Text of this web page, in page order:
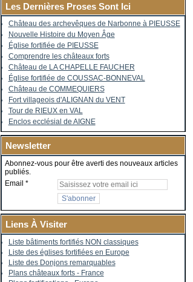
Les Dernières Proses Sont Ici
Château des archevêques de Narbonne à PIEUSSE
Nouvelle Histoire du Moyen Âge
Église fortifiée de PIEUSSE
Comprendre les châteaux forts
Château de LA CHAPELLE FAUCHER
Église fortifiée de COUSSAC-BONNEVAL
Château de COMMEQUIERS
Fort villageois d'ALIGNAN du VENT
Tour de RIEUX en VAL
Enclos ecclésial de AIGNE
Newsletter
Abonnez-vous pour être averti des nouveaux articles
publiés.
Email
Liens À Visiter
Liste bâtiments fortifiés NON classiques
Liste des églises fortifiées en Europe
Liste des Donjons remarquables
Plans châteaux forts - France